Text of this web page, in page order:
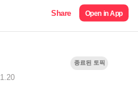
Share Open in App
종료된 토픽